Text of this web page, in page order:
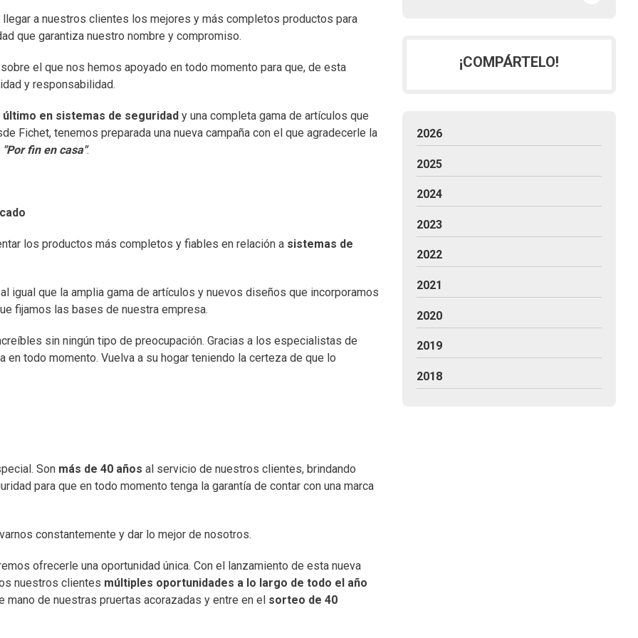
a nuestros clientes los mejores y más completos productos para
que garantiza nuestro nombre y compromiso.
el que nos hemos apoyado en todo momento para que, de esta
y responsabilidad.
último en sistemas de seguridad y una completa gama de artículos que
Fichet, tenemos preparada una nueva campaña con el que agradecerle la
"Por fin en casa".
los productos más completos y fiables en relación a sistemas de
igual que la amplia gama de artículos y nuevos diseños que incorporamos
fijamos las bases de nuestra empresa.
sin ningún tipo de preocupación. Gracias a los especialistas de
todo momento. Vuelva a su hogar teniendo la certeza de que lo
Son más de 40 años al servicio de nuestros clientes, brindando
para que en todo momento tenga la garantía de contar con una marca
constantemente y dar lo mejor de nosotros.
ofrecerle una oportunidad única. Con el lanzamiento de esta nueva
nuestros clientes múltiples oportunidades a lo largo de todo el año
de nuestras pruertas acorazadas y entre en el sorteo de 40
¡COMPÁRTELO!
2026
2025
2024
2023
2022
2021
2020
2019
2018